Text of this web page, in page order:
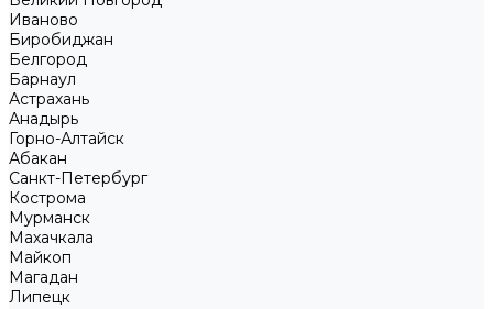
Иваново
Биробиджан
Белгород
Барнаул
Астрахань
Анадырь
Горно-Алтайск
Абакан
Санкт-Петербург
Кострома
Мурманск
Махачкала
Майкоп
Магадан
Липецк